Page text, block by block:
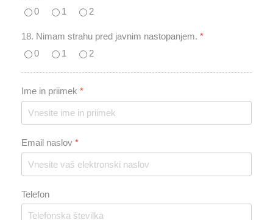
0
1 2
18. Nimam strahu pred javnim nastopanjem. *
0
1 2
Ime in priimek *
Email naslov *
Telefon